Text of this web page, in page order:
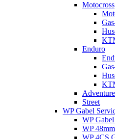
Motocross
Enduro
Adventure
Street
WP Gabel
WP
WP
WP 4CS